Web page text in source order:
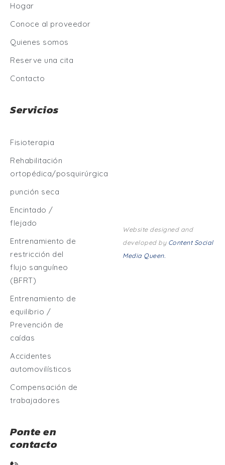
Hogar
Conoce al proveedor
Quienes somos
Reserve una cita
Contacto
Servicios
Fisioterapia
Rehabilitación
ortopédica/posquirúrgica
punción seca
Encintado /
flejado
Entrenamiento de
restricción del
flujo sanguíneo
(BFRT)
Entrenamiento de
equilibrio /
Prevención de
caídas
Accidentes
automovilísticos
Compensación de
trabajadores
Ponte en
contacto
Website designed and
developed by Content Social
Media Queen.